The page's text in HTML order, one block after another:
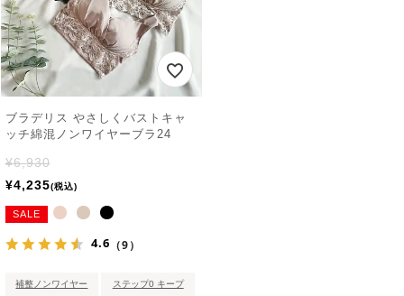
ブラデリス やさしくバストキャ
ッチ綿混ノンワイヤーブラ24
¥6,930
¥4,235 税込
SALE
4.6 （9）
補整ノンワイヤー ステップ0 キープ